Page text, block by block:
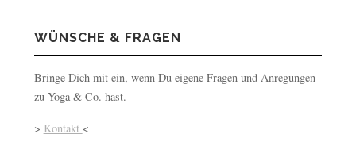
WÜNSCHE & FRAGEN
Bringe Dich mit ein, wenn Du eigene Fragen und Anregungen
zu Yoga & Co. hast.
> Kontakt <